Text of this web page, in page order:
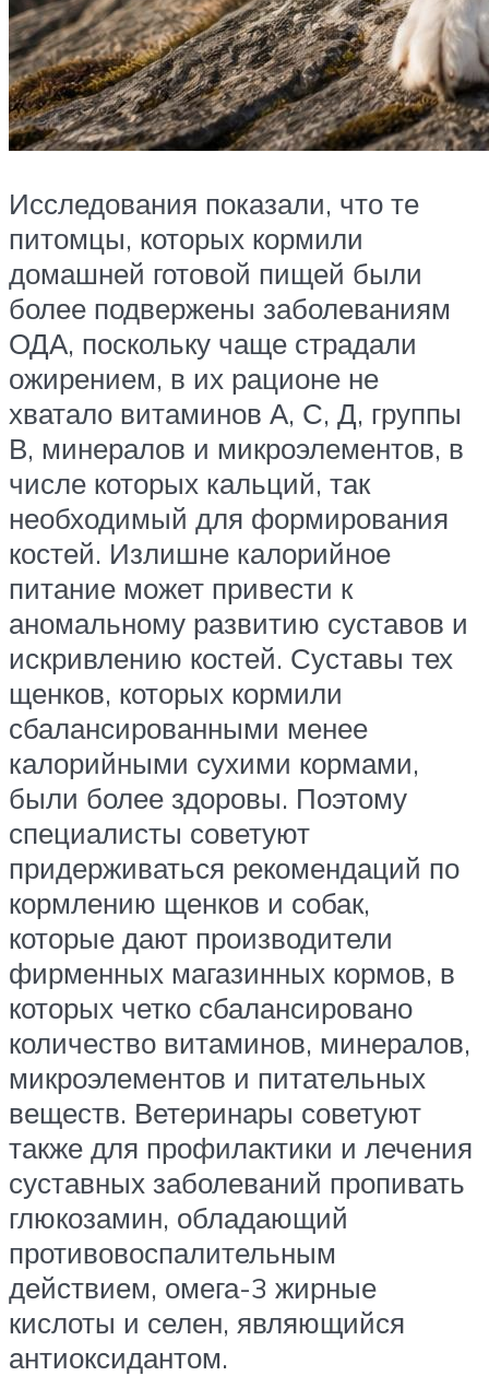
Исследования показали, что те
питомцы, которых кормили
домашней готовой пищей были
более подвержены заболеваниям
ОДА, поскольку чаще страдали
ожирением, в их рационе не
хватало витаминов А, С, Д, группы
В, минералов и микроэлементов, в
числе которых кальций, так
необходимый для формирования
костей. Излишне калорийное
питание может привести к
аномальному развитию суставов и
искривлению костей. Суставы тех
щенков, которых кормили
сбалансированными менее
калорийными сухими кормами,
были более здоровы. Поэтому
специалисты советуют
придерживаться рекомендаций по
кормлению щенков и собак,
которые дают производители
фирменных магазинных кормов, в
которых четко сбалансировано
количество витаминов, минералов,
микроэлементов и питательных
веществ. Ветеринары советуют
также для профилактики и лечения
суставных заболеваний пропивать
глюкозамин, обладающий
противовоспалительным
действием, омега-3 жирные
кислоты и селен, являющийся
антиоксидантом.